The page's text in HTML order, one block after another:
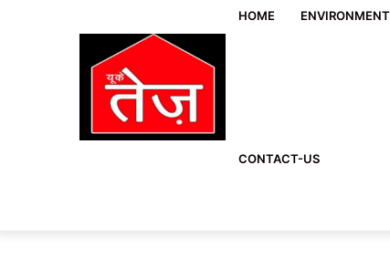
HOME ENVIRONMENT
CONTACT-US